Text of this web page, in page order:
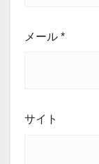
メール *
サイト